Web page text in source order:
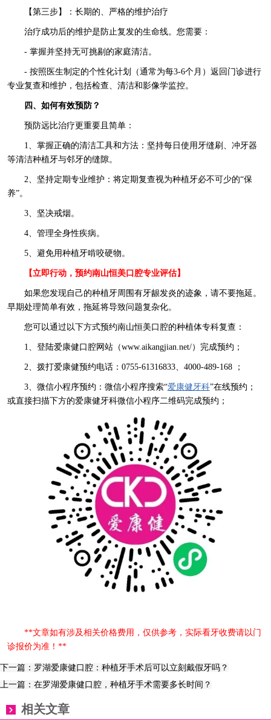
【第三步】：长期的、严格的维护治疗
治疗成功后的维护是防止复发的生命线。您需要：
- 掌握并坚持无可挑剔的家庭清洁。
- 按照医生制定的个性化计划（通常为每3-6个月）返回门诊进行
专业复查和维护，包括检查、清洁和影像学监控。
四、如何有效预防？
预防远比治疗更重要且简单：
1、掌握正确的清洁工具和方法：坚持每日使用牙缝刷、冲牙器
等清洁种植牙与邻牙的缝隙。
2、坚持定期专业维护：将定期复查视为种植牙必不可少的“保
养”。
3、坚决戒烟。
4、管理全身性疾病。
5、避免用种植牙啃咬硬物。
【立即行动，预约南山恒美口腔专业评估】
如果您发现自己的种植牙周围有牙龈发炎的迹象，请不要拖延。
早期处理简单有效，拖延将导致问题复杂化。
您可以通过以下方式预约南山恒美口腔的种植体专科复查：
1、登陆爱康健口腔网站（www.aikangjian.net/）完成预约；
2、拨打爱康健预约电话：0755-61316833、4000-489-168 ；
3、微信小程序预约：微信小程序搜索“爱康健牙科”在线预约；
或直接扫描下方的爱康健牙科微信小程序二维码完成预约；
**文章如有涉及相关价格费用，仅供参考，实际看牙收费请以门
诊报价为准！**
下一篇：罗湖爱康健口腔：种植牙手术后可以立刻戴假牙吗？
上一篇：在罗湖爱康健口腔，种植牙手术需要多长时间？
相关文章